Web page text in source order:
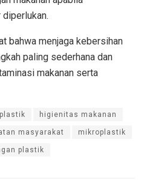
diperlukan.
bahwa menjaga kebersihan
paling sederhana dan
makanan serta
higienitas makanan
masyarakat mikroplastik
plastik